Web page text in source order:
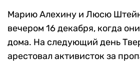
Марию Алехину и Люсю
вечером 16 декабря, когда
дома. На следующий день
арестовал активисток за